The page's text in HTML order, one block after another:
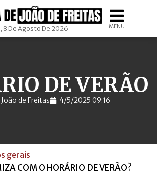
8 De Agosto De 2026 MENU
DE VERÃO
de Freitas 4/5/2025 09:16
gerais
COM O HORÁRIO DE VERÃO?